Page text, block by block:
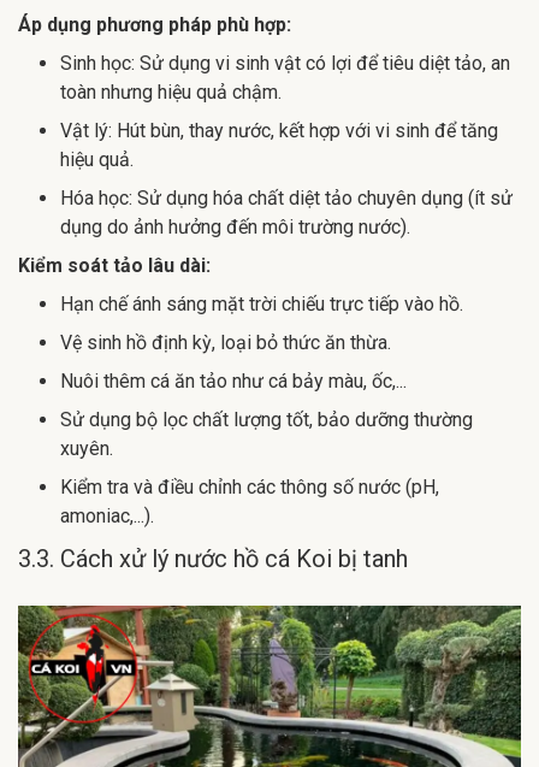
Áp dụng phương pháp phù hợp:
Sinh học: Sử dụng vi sinh vật có lợi để tiêu diệt tảo, an
toàn nhưng hiệu quả chậm.
Vật lý: Hút bùn, thay nước, kết hợp với vi sinh để tăng
hiệu quả.
Hóa học: Sử dụng hóa chất diệt tảo chuyên dụng (ít sử
dụng do ảnh hưởng đến môi trường nước).
Kiểm soát tảo lâu dài:
Hạn chế ánh sáng mặt trời chiếu trực tiếp vào hồ.
Vệ sinh hồ định kỳ, loại bỏ thức ăn thừa.
Nuôi thêm cá ăn tảo như cá bảy màu, ốc,...
Sử dụng bộ lọc chất lượng tốt, bảo dưỡng thường
xuyên.
Kiểm tra và điều chỉnh các thông số nước (pH,
amoniac,...).
3.3. Cách xử lý nước hồ cá Koi bị tanh